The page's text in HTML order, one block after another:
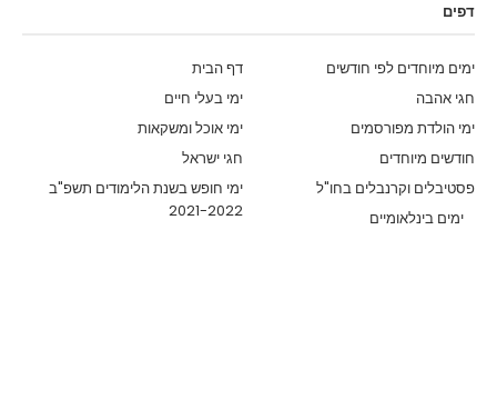
דפים
דף הבית
ימים מיוחדים לפי חודשים
ימי בעלי חיים
חגי אהבה
ימי אוכל ומשקאות
ימי הולדת מפורסמים
חגי ישראל
חודשים מיוחדים
ימי חופש בשנת הלימודים תשפ"ב
2021-2022
פסטיבלים וקרנבלים בחו"ל
ימים בינלאומיים